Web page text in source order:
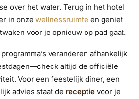
over het water. Terug in het hotel
in onze wellnessruimte en geniet
voor je opnieuw op pad gaat.
programma’s veranderen afhankelijk
altijd de officiële
Voor een feestelijk diner, een
advies staat de receptie voor je